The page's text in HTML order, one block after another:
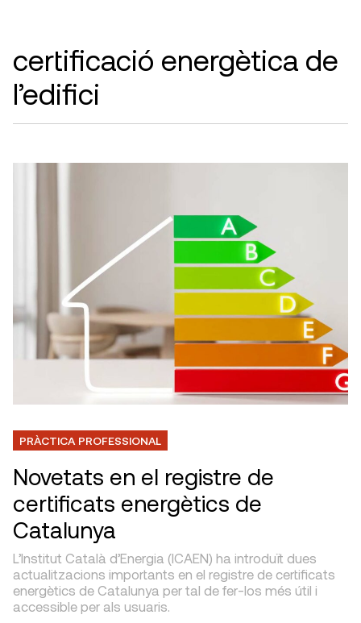
certificació energètica de
l’edifici
PRÀCTICA PROFESSIONAL
Novetats en el registre de
certificats energètics de
Catalunya
L’Institut Català d’Energia (ICAEN) ha introduït dues
actualitzacions importants en el registre de certificats
energètics de Catalunya per tal de fer-los més útil i
accessible per als usuaris.